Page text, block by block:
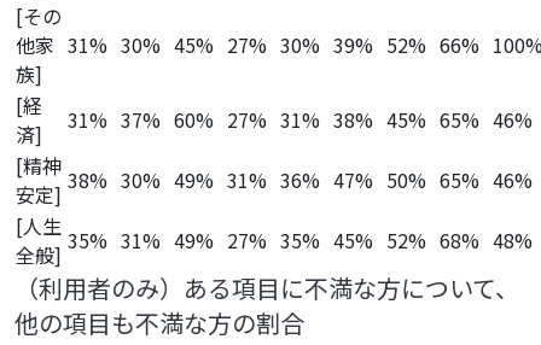
[その
他家
族]
31% 30% 45% 27% 30% 39% 52% 66%
[経
済]
31% 37% 60% 27% 31% 38% 45% 65% 46%
[精神
安定] 38% 30% 49% 31% 36% 47% 50% 65% 46%
[人生
全般] 35% 31% 49% 27% 35% 45% 52% 68% 48%
（利用者のみ）ある項目に不満な方について、
他の項目も不満な方の割合